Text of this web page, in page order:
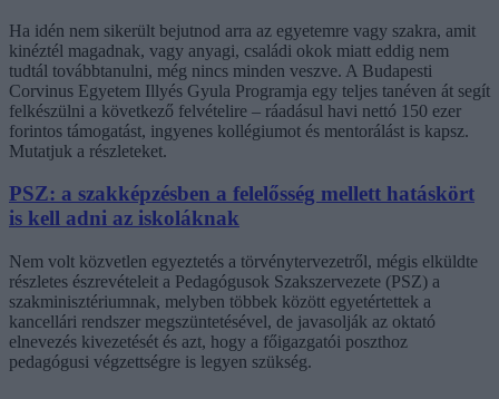
Ha idén nem sikerült bejutnod arra az egyetemre vagy szakra, amit
kinéztél magadnak, vagy anyagi, családi okok miatt eddig nem
tudtál továbbtanulni, még nincs minden veszve. A Budapesti
Corvinus Egyetem Illyés Gyula Programja egy teljes tanéven át segít
felkészülni a következő felvételire – ráadásul havi nettó 150 ezer
forintos támogatást, ingyenes kollégiumot és mentorálást is kapsz.
Mutatjuk a részleteket.
PSZ: a szakképzésben a felelősség mellett hatáskört
is kell adni az iskoláknak
Nem volt közvetlen egyeztetés a törvénytervezetről, mégis elküldte
részletes észrevételeit a Pedagógusok Szakszervezete (PSZ) a
szakminisztériumnak, melyben többek között egyetértettek a
kancellári rendszer megszüntetésével, de javasolják az oktató
elnevezés kivezetését és azt, hogy a főigazgatói poszthoz
pedagógusi végzettségre is legyen szükség.